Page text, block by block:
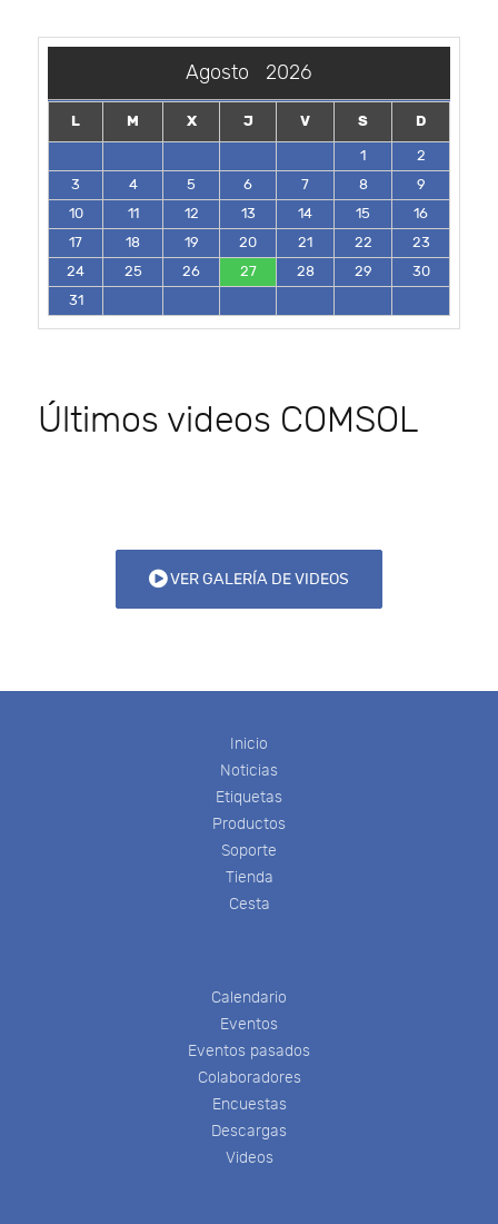
Agosto 2026
L M X J V S
D
1
2
3
4 5 6 7 8
9
10
11 12 13 14 15
16
17
18 19 20 21 22
23
24
25 26 27 28 29
30
31
Últimos videos COMSOL
VER GALERÍA DE VIDEOS
Inicio
Noticias
Etiquetas
Productos
Soporte
Tienda
Cesta
Calendario
Eventos
Eventos pasados
Colaboradores
Encuestas
Descargas
Videos